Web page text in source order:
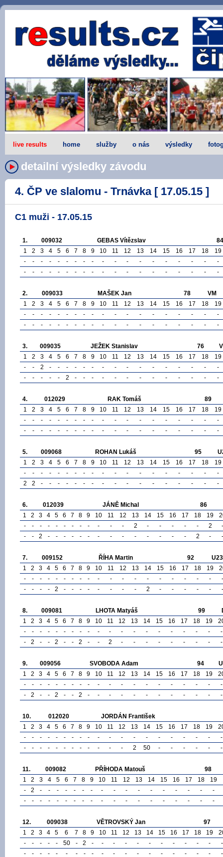
live results home služby o nás výsledky
detailní výsledky závodu
4. ČP ve slalomu - Trnávka [ 17.05.15 ]
C1 muži - 17.05.15
1. 009032 GEBAS Vítězslav
84
1
2 3 4 5 6 7 8 9 10 11 12 13 14 15 16 17 18
19
-
- - - - - - - - - - - - - - - - -
-
-
- - - - - - - - - - - - - - - - - -
2. 009033 MAŠEK Jan 78
VM
1
2 3 4 5 6 7 8 9 10 11 12 13 14 15 16 17 18
19
-
- - - - - - - - - - - - - - - - -
-
-
- - - - - - - - - - - - - - - - - -
3. 009035 JEŽEK Stanislav 76
1
2 3 4 5 6 7 8 9 10 11 12 13 14 15 16 17 18
19
-
- 2 - - - - - - - - - - - - - - -
-
-
- - - - 2 - - - - - - - - - - - - -
4. 012029 RAK Tomáš
89
1
2 3 4 5 6 7 8 9 10 11 12 13 14 15 16 17 18
19
-
- - - - - - - - - - - - - - - - -
-
-
- - - - - - - - - - - - - - - - - -
5. 009068 ROHAN Lukáš 95
1
2 3 4 5 6 7 8 9 10 11 12 13 14 15 16 17 18
19
-
- - - - - - - - - - - - - - - - -
-
2
2 - - - - - - - - - - - - - - - - -
6. 012039 JÁNĚ Michal
86
1
2 3 4 5 6 7 8 9 10 11 12 13 14 15 16 17 18 19
-
- - - - - - - - - - - 2 - - - - - 2
-
-
- 2 - - - - - - - - - - - - - - 2 - -
7. 009152 ŘÍHA Martin 92
U23
1
2 3 4 5 6 7 8 9 10 11 12 13 14 15 16 17 18 19
-
- - - - - - - - - - - - - - - - - -
-
-
- - - 2 - - - - - - - - 2 - - - - - -
8. 009081 LHOTA Matyáš 99
1
2 3 4 5 6 7 8 9 10 11 12 13 14 15 16 17 18 19
-
- - - - - - - - - - - - - - - - - -
-
-
2 - - 2 - - 2 - - 2 - - - - - - - - -
9. 009056 SVOBODA Adam 94
1
2 3 4 5 6 7 8 9 10 11 12 13 14 15 16 17 18 19
-
- - - - - - - - - - - - - - - - - -
-
-
2 - - 2 - - 2 - - - - - - - - - - - -
10. 012020
JORDÁN František
1
2 3 4 5 6 7 8 9 10 11 12 13 14 15 16 17 18 19
-
- - - - - - - - - - - - - - - - - -
-
-
- - - - - - - - - - - 2 50 - - - - - -
11. 009082 PŘÍHODA Matouš
98
1
2 3 4 5 6 7 8 9 10 11 12 13 14 15 16 17 18 19
-
2 - - - - - - - - - - - - - - - -
-
-
- - - - - - - - - - - - - - - - - -
12. 009038 VĚTROVSKÝ Jan
97
1
2 3 4 5 6 7 8 9 10 11 12 13 14 15 16 17 18 19
-
- - - - 50 - 2 - - - - - - - - - - -
-
-
- - - - - - - - - - - - - - - - - - -